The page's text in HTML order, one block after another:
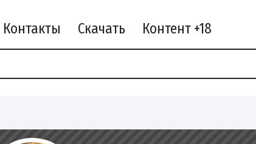
Контакты Скачать